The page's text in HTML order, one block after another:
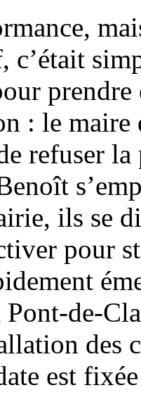
: le
refuser
ils se
pour
de-
des
est